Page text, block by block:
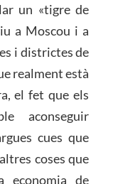
un «tigre de
a Moscou i a
i districtes de
realment està
el fet que els
aconseguir
cues que
coses que
economia de